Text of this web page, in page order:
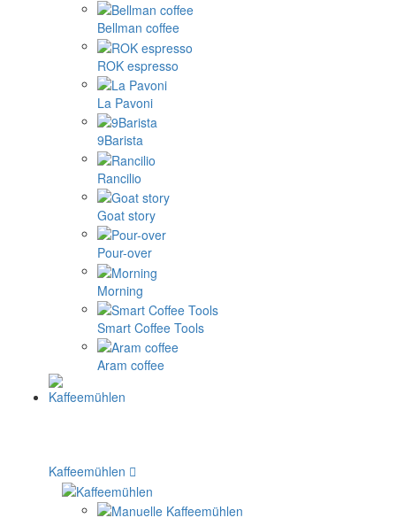
Bellman coffee
ROK espresso
La Pavoni
9Barista
Rancilio
Goat story
Pour-over
Morning
Smart Coffee Tools
Aram coffee
Kaffeemühlen